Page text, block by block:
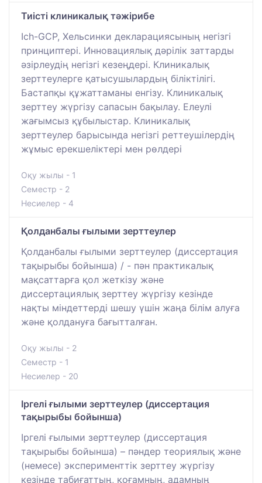
Тиісті клиникалық тәжірибе
Ich-GCP, Хельсинки декларациясының негізгі
принциптері. Инновациялық дәрілік заттарды
әзірлеудің негізгі кезеңдері. Клиникалық
зерттеулерге қатысушылардың біліктілігі.
Бастапқы құжаттаманы енгізу. Клиникалық
зерттеу жүргізу сапасын бақылау. Елеулі
жағымсыз құбылыстар. Клиникалық
зерттеулер барысында негізгі реттеушілердің
жұмыс ерекшеліктері мен рөлдері
Оқу жылы - 1
Семестр - 2
Несиелер - 4
Қолданбалы ғылыми зерттеулер
Қолданбалы ғылыми зерттеулер (диссертация
тақырыбы бойынша) / - пән практикалық
мақсаттарға қол жеткізу және
диссертациялық зерттеу жүргізу кезінде
нақты міндеттерді шешу үшін жаңа білім алуға
және қолдануға бағытталған.
Оқу жылы - 2
Семестр - 1
Несиелер - 20
Іргелі ғылыми зерттеулер (диссертация
тақырыбы бойынша)
Іргелі ғылыми зерттеулер (диссертация
тақырыбы бойынша) – пәндер теориялық және
(немесе) эксперименттік зерттеу жүргізу
кезінде табиғаттың, қоғамның, адамның